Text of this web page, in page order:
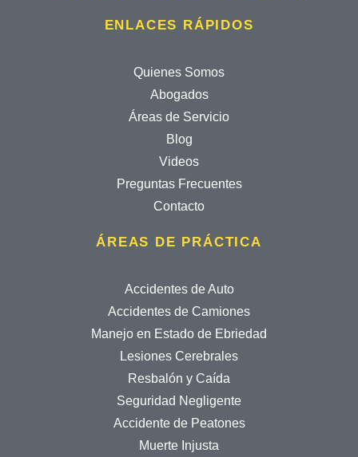
ENLACES RÁPIDOS
Quienes Somos
Abogados
Áreas de Servicio
Blog
Videos
Preguntas Frecuentes
Contacto
ÁREAS DE PRÁCTICA
Accidentes de Auto
Accidentes de Camiones
Manejo en Estado de Ebriedad
Lesiones Cerebrales
Resbalón y Caída
Seguridad Negligente
Accidente de Peatones
Muerte Injusta